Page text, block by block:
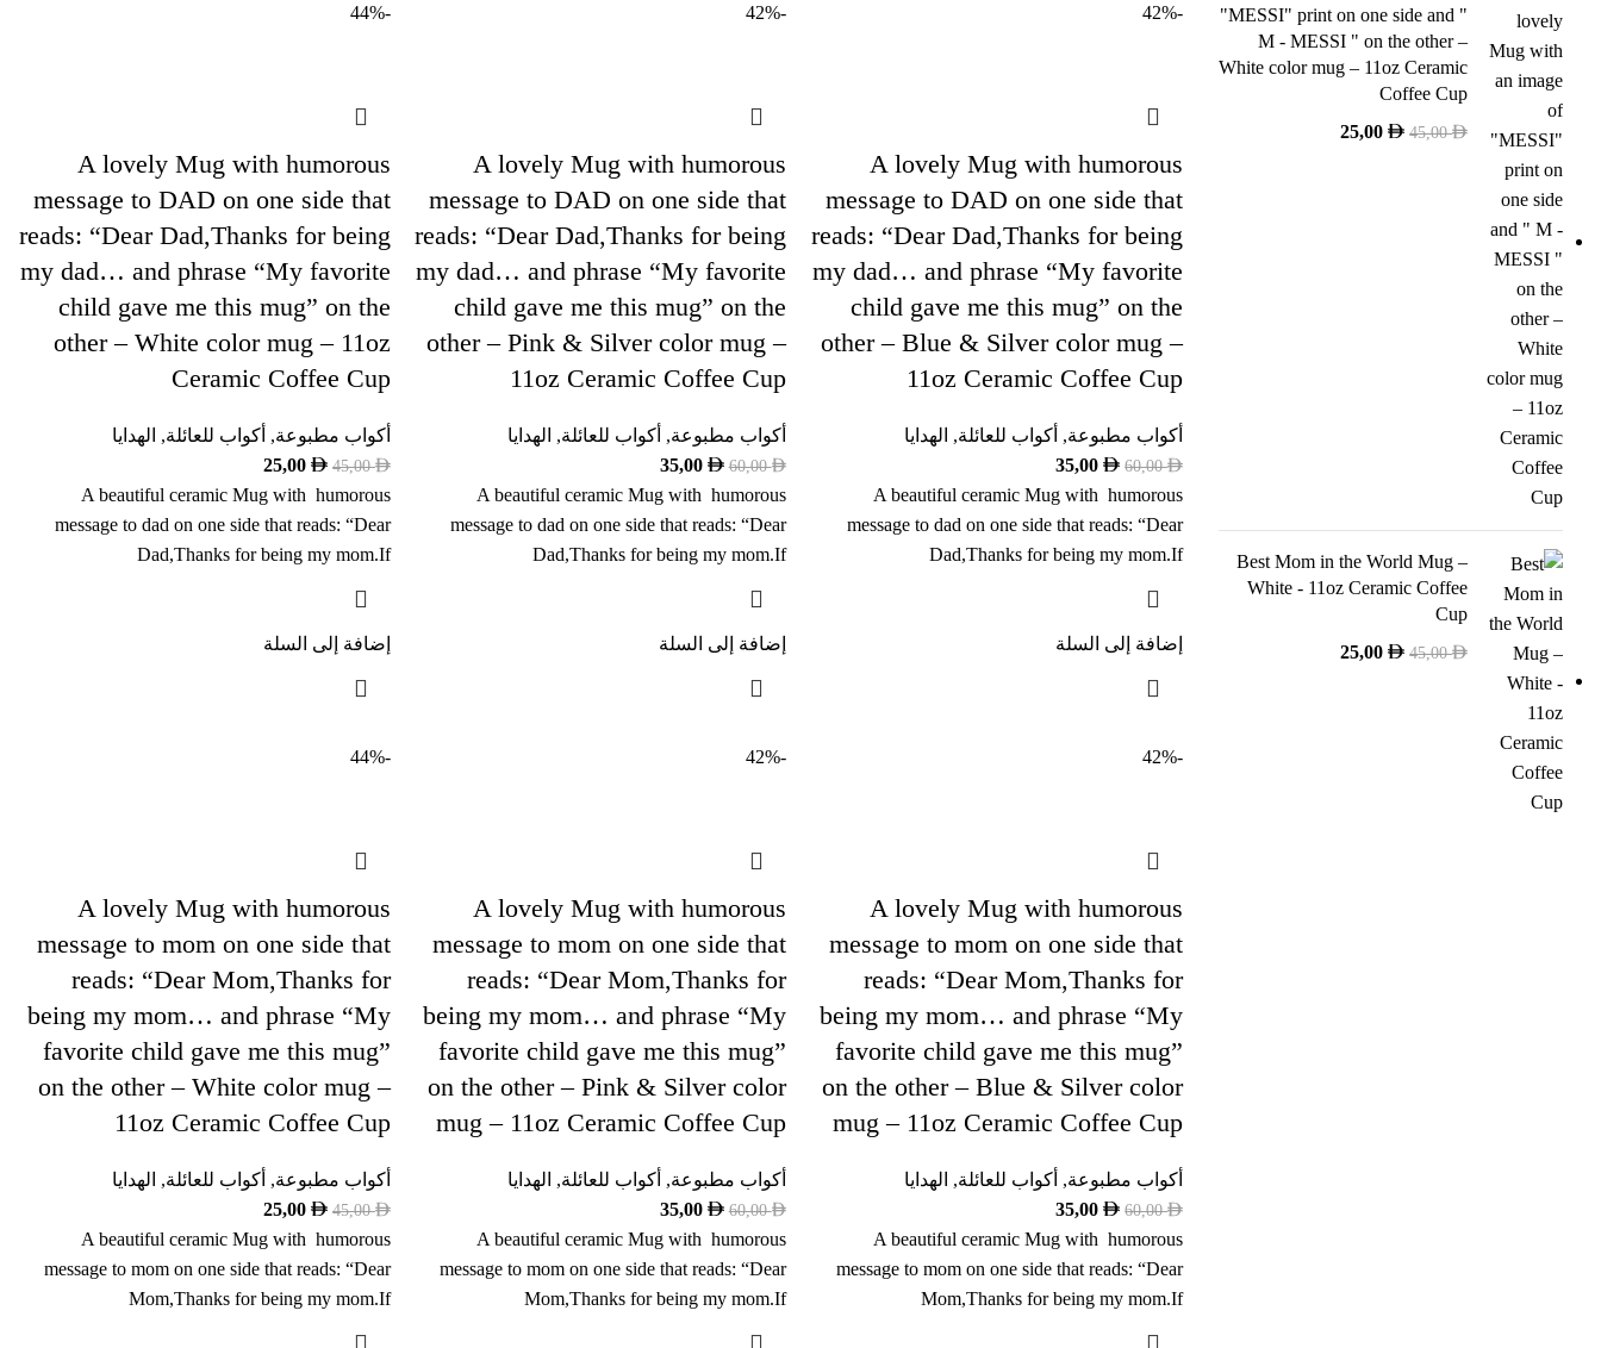
"MESSI" print on one side and "
M - MESSI " on the other –
White color mug – 11oz Ceramic
Coffee Cup
45,00
25,00
Best Mom in the World Mug –
White - 11oz Ceramic Coffee
Cup
45,00
25,00
-42%
A lovely Mug with humorous
message to DAD on one side that
reads: “Dear Dad,Thanks for being
my dad… and phrase “My favorite
child gave me this mug” on the
other – Blue & Silver color mug –
11oz Ceramic Coffee Cup
أكواب مطبوعة, أكواب للعائلة, الهدايا
60,00
35,00
A beautiful ceramic Mug with humorous
message to dad on one side that reads: “Dear
Dad,Thanks for being my mom.If
إضافة إلى السلة
-42%
A lovely Mug with humorous
message to DAD on one side that
reads: “Dear Dad,Thanks for being
my dad… and phrase “My favorite
child gave me this mug” on the
other – Pink & Silver color mug –
11oz Ceramic Coffee Cup
أكواب مطبوعة, أكواب للعائلة, الهدايا
60,00
35,00
A beautiful ceramic Mug with humorous
message to dad on one side that reads: “Dear
Dad,Thanks for being my mom.If
إضافة إلى السلة
-44%
A lovely Mug with humorous
message to DAD on one side that
reads: “Dear Dad,Thanks for being
my dad… and phrase “My favorite
child gave me this mug” on the
other – White color mug – 11oz
Ceramic Coffee Cup
أكواب مطبوعة, أكواب للعائلة, الهدايا
45,00
25,00
A beautiful ceramic Mug with humorous
message to dad on one side that reads: “Dear
Dad,Thanks for being my mom.If
إضافة إلى السلة
-42%
A lovely Mug with humorous
message to mom on one side that
reads: “Dear Mom,Thanks for
being my mom… and phrase “My
favorite child gave me this mug”
on the other – Blue & Silver color
mug – 11oz Ceramic Coffee Cup
أكواب مطبوعة, أكواب للعائلة, الهدايا
60,00
35,00
A beautiful ceramic Mug with humorous
message to mom on one side that reads: “Dear
Mom,Thanks for being my mom.If
-42%
A lovely Mug with humorous
message to mom on one side that
reads: “Dear Mom,Thanks for
being my mom… and phrase “My
favorite child gave me this mug”
on the other – Pink & Silver color
mug – 11oz Ceramic Coffee Cup
أكواب مطبوعة, أكواب للعائلة, الهدايا
60,00
35,00
A beautiful ceramic Mug with humorous
message to mom on one side that reads: “Dear
Mom,Thanks for being my mom.If
-44%
A lovely Mug with humorous
message to mom on one side that
reads: “Dear Mom,Thanks for
being my mom… and phrase “My
favorite child gave me this mug”
on the other – White color mug –
11oz Ceramic Coffee Cup
أكواب مطبوعة, أكواب للعائلة, الهدايا
45,00
25,00
A beautiful ceramic Mug with humorous
message to mom on one side that reads: “Dear
Mom,Thanks for being my mom.If